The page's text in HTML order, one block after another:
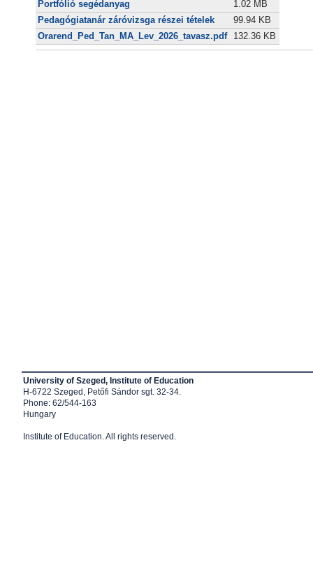
Portfólió segédanyag
1.02 MB
Pedagógiatanár záróvizsga részei tételek
99.94 KB
Orarend_Ped_Tan_MA_Lev_2026_tavasz.pdf
132.36 KB
University of Szeged, Institute of Education
H-6722 Szeged, Petőfi Sándor sgt. 32-34.
Phone: 62/544-163
Hungary
Institute of Education. All rights reserved.